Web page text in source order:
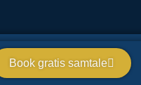
Book gratis samtale